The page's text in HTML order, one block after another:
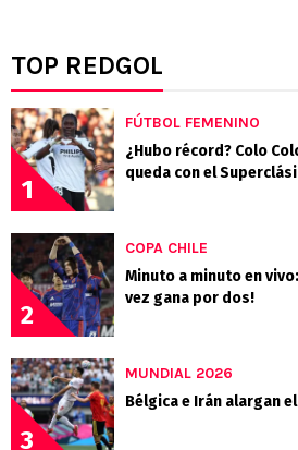
TOP REDGOL
1
FÚTBOL FEMENINO
¿Hubo récord? Colo
queda con el
2
COPA CHILE
Minuto a minuto en
vez gana por dos!
3
MUNDIAL 2026
Bélgica e Irán alargan